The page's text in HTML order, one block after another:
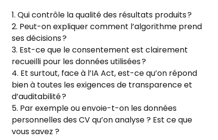
Qui contrôle la qualité des résultats produits ?
Peut-on expliquer comment l’algorithme prend
ses décisions ?
Est-ce que le consentement est clairement
recueilli pour les données utilisées ?
Et surtout, face à l’IA Act, est-ce qu’on répond
bien à toutes les exigences de transparence et
d’auditabilité ?
Par exemple ou envoie-t-on les données
personnelles des CV qu’on analyse ? Est ce que
vous savez ?